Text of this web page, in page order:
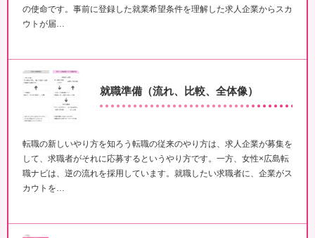
の使命です。事前に登録した就業希望条件を理解した求人企業からスカ
ウトが届…
就職準備（流れ、比較、全体像）
転職の新しいやり方を知ろう転職の従来のやり方は、求人企業が募集を
して、求職者がそれに応募するというやり方です。一方、女性×広島転
職ナビは、逆の流れを採用しています。就職したい求職者に、企業がス
カウトを…